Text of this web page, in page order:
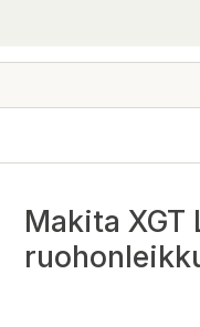
Makita XGT